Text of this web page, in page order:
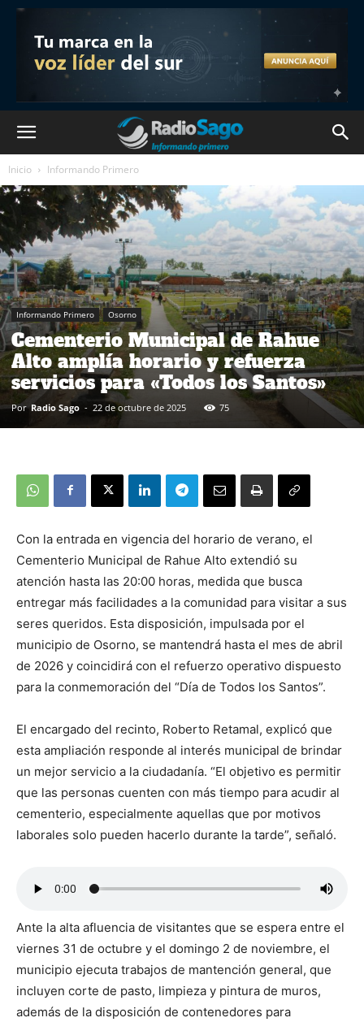
Inicio Informando Primero
Informando Primero Osorno
Cementerio Municipal de Rahue
Alto amplía horario y refuerza
servicios para «Todos los Santos»
Por Radio Sago - 22 de octubre de 2025 75
Con la entrada en vigencia del horario de verano, el
Cementerio Municipal de Rahue Alto extendió su
atención hasta las 20:00 horas, medida que busca
entregar más facilidades a la comunidad para visitar a sus
seres queridos. Esta disposición, impulsada por el
municipio de Osorno, se mantendrá hasta el mes de abril
de 2026 y coincidirá con el refuerzo operativo dispuesto
para la conmemoración del “Día de Todos los Santos”.
El encargado del recinto, Roberto Retamal, explicó que
esta ampliación responde al interés municipal de brindar
un mejor servicio a la ciudadanía. “El objetivo es permitir
que las personas cuenten con más tiempo para acudir al
cementerio, especialmente aquellas que por motivos
laborales solo pueden hacerlo durante la tarde”, señaló.
Ante la alta afluencia de visitantes que se espera entre el
viernes 31 de octubre y el domingo 2 de noviembre, el
municipio ejecuta trabajos de mantención general, que
incluyen corte de pasto, limpieza y pintura de muros,
además de la disposición de contenedores para